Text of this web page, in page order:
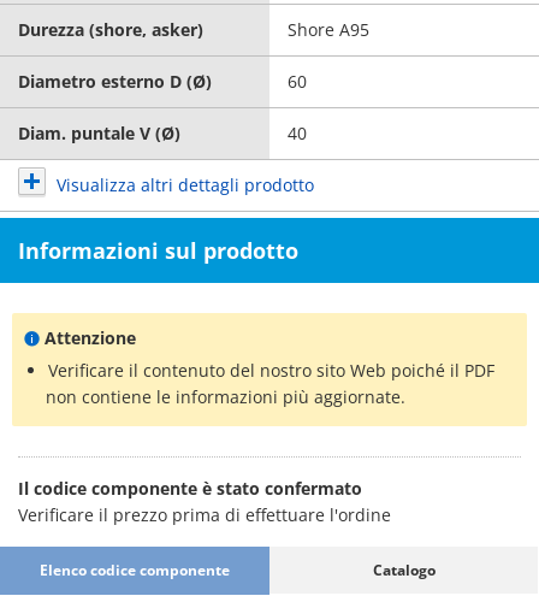
Durezza (shore, asker) Shore A95
Diametro esterno D (Ø) 60
Diam. puntale V (Ø) 40
Visualizza altri dettagli prodotto
Informazioni sul prodotto
Attenzione
Verificare il contenuto del nostro sito Web poiché il PDF
non contiene le informazioni più aggiornate.
Il codice componente è stato confermato
Verificare il prezzo prima di effettuare l'ordine
Elenco codice componente Catalogo